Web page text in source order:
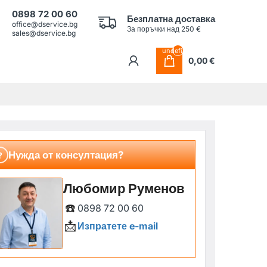
0898 72 00 60
office@dservice.bg
sales@dservice.bg
Безплатна доставка
За поръчки над 250 €
undefined
0,00 €
Нужда от консултация?
Любомир Руменов
☎️ 0898 72 00 60
📩 Изпратете e-mail